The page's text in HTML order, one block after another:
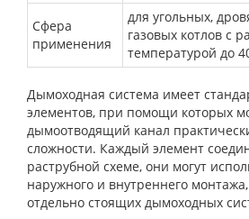
Сфера
применения
для угольных,
газовых котлов с
температурой до
Дымоходная система имеет
элементов, при помощи которых
дымоотводящий канал
сложности. Каждый элемент
раструбной схеме, они могут
наружного и внутреннего
отдельно стоящих дымоходных